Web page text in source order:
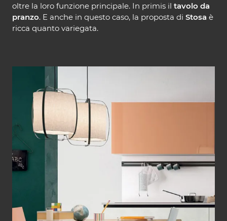
oltre la loro funzione principale. In primis il tavolo da
pranzo. E anche in questo caso, la proposta di Stosa è
ricca quanto variegata.